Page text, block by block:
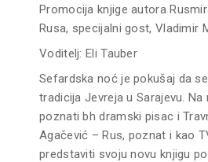
Promocija knjige autora
Rusa, specijalni gost, Vladimir
Voditelj: Eli Tauber
Sefardska noć je pokušaj da
tradicija Jevreja u Sarajevu.
poznati bh dramski pisac i
Agačević – Rus, poznat i kao
predstaviti svoju novu knjigu